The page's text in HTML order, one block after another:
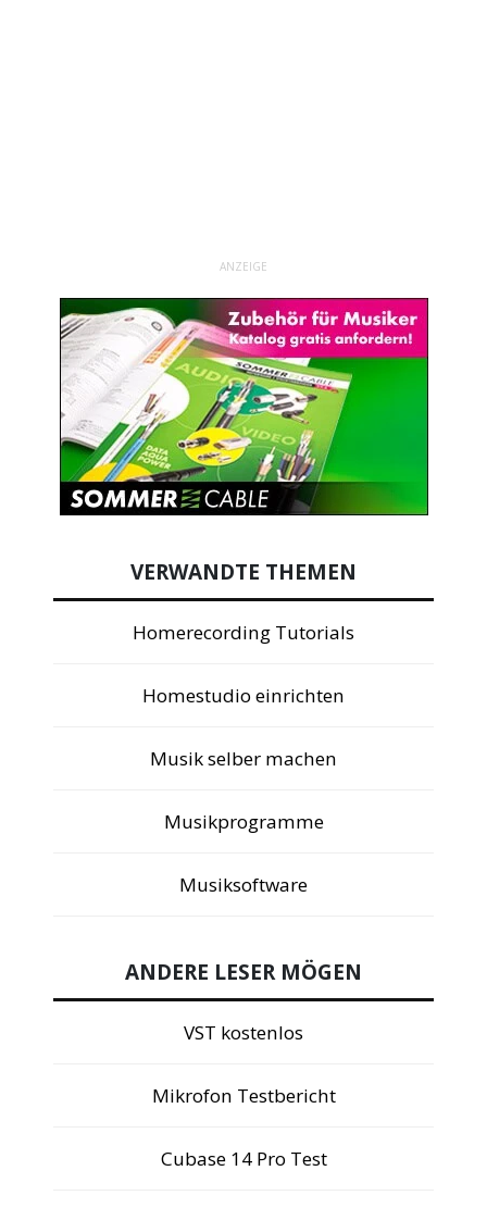
ANZEIGE
VERWANDTE THEMEN
Homerecording Tutorials
Homestudio einrichten
Musik selber machen
Musikprogramme
Musiksoftware
ANDERE LESER MÖGEN
VST kostenlos
Mikrofon Testbericht
Cubase 14 Pro Test